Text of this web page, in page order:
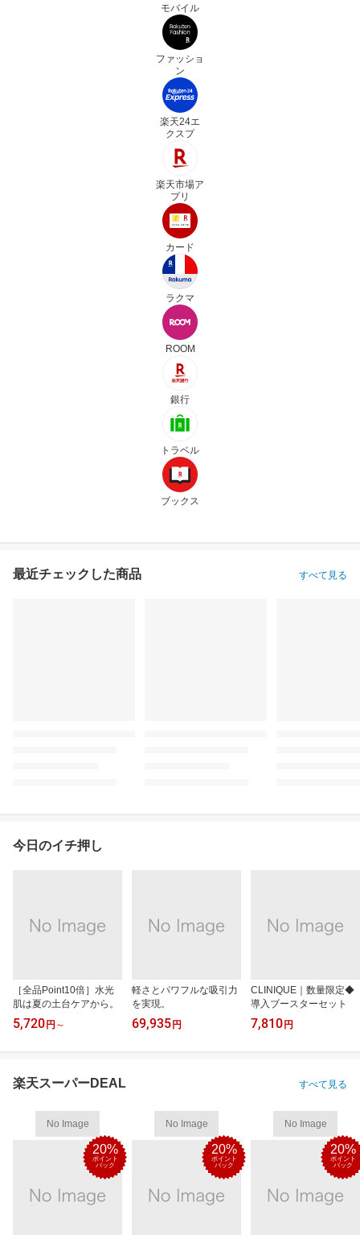
モバイル
ファッショ
ン
楽天24エ
クスプ
楽天市場ア
プリ
カード
ラクマ
ROOM
銀行
トラベル
ブックス
最近チェックした商品 すべて見る
今日のイチ押し
［全品Point10倍］水光
肌は夏の土台ケアから。
5,720 円 ～
軽さとパワフルな吸引力
を実現。
69,935 円
CLINIQUE｜数量限定◆
導入ブースターセット
7,810 円
楽天スーパーDEAL すべて見る
No Image
20%
ポイント
バック
No Image
20%
ポイント
バック
No Image
20%
ポイント
バック